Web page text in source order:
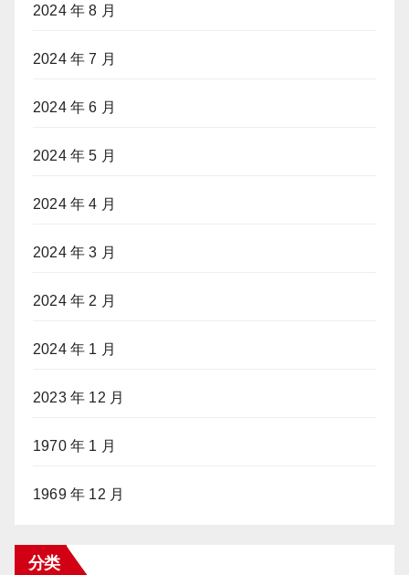
2024 年 8 月
2024 年 7 月
2024 年 6 月
2024 年 5 月
2024 年 4 月
2024 年 3 月
2024 年 2 月
2024 年 1 月
2023 年 12 月
1970 年 1 月
1969 年 12 月
分类